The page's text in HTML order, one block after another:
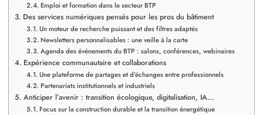
Emploi et formation dans le secteur BTP
Des services numériques pensés pour les pros du bâtiment
Un moteur de recherche puissant et des filtres adaptés
Newsletters personnalisables : une veille à la carte
Agenda des événements du BTP : salons, conférences, webinaires
Expérience communautaire et collaborations
Une plateforme de partages et d’échanges entre professionnels
Partenariats institutionnels et industriels
Anticiper l’avenir : transition écologique, digitalisation, IA…
Focus sur la construction durable et la transition énergétique